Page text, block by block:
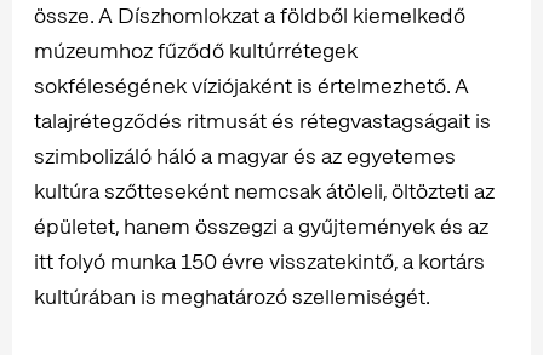
össze. A Díszhomlokzat a földből kiemelkedő
múzeumhoz fűződő kultúrrétegek
sokféleségének víziójaként is értelmezhető. A
talajrétegződés ritmusát és rétegvastagságait is
szimbolizáló háló a magyar és az egyetemes
kultúra szőtteseként nemcsak átöleli, öltözteti az
épületet, hanem összegzi a gyűjtemények és az
itt folyó munka 150 évre visszatekintő, a kortárs
kultúrában is meghatározó szellemiségét.